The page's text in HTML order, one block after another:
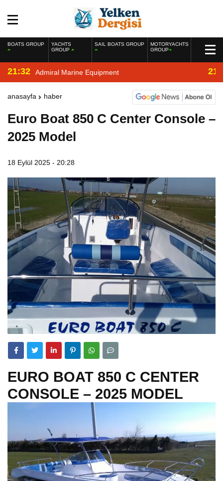
BOATS GROUP
YACHTS
GROUP
SAIL BOATS GROUP
MOTORYACHTS
GROUP
21:32 Admiral Marine Equipment
anasayfa haber
Euro Boat 850 C Center Console –
2025 Model
18 Eylül 2025 - 20:28
EURO BOAT 850 C CENTER
CONSOLE – 2025 MODEL